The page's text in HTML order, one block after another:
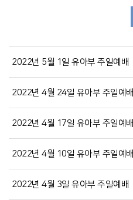
2022년 5월 1일 유아부 주일예배
2022년 4월 24일 유아부 주일예배
2022년 4월 17일 유아부 주일예배
2022년 4월 10일 유아부 주일예배
2022년 4월 3일 유아부 주일예배